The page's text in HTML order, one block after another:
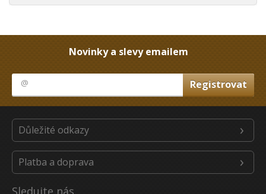
Novinky a slevy emailem
Důležité odkazy
Platba a doprava
Sledujte nás